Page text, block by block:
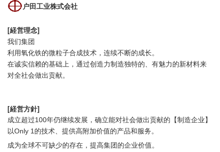
户田工业株式会社
[経営理念]
我们集团
利用氧化铁的微粒子合成技术，连续不断的成长。
在诚实信赖的基础上，通过创造力制造独特的、有魅力的新材料来
对全社会做出贡献。
[経営方針]
成立超过100年仍继续发展，确立能对社会做出贡献的【制造企业】
以Only 1的技术、提供高附加价值的产品和服务。
成为全球不可缺少的存在，提高集团的企业价值。